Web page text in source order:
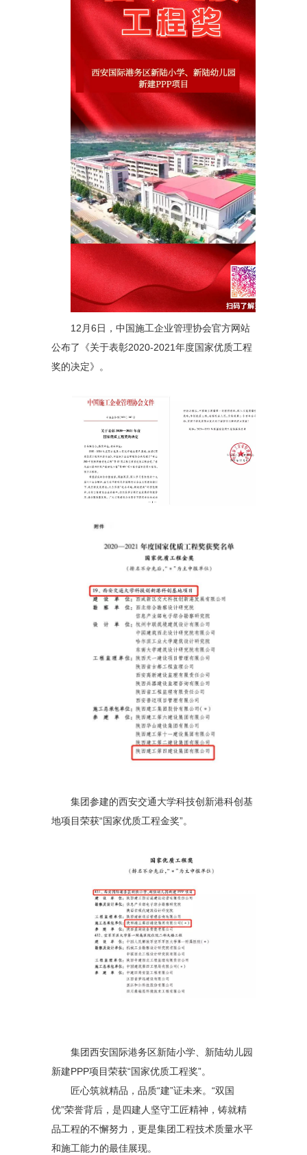
12月6日，中国施工企业管理协会官方网站
公布了《关于表彰2020-2021年度国家优质工程
奖的决定》。
集团参建的西安交通大学科技创新港科创基
地项目荣获“国家优质工程金奖”。
集团西安国际港务区新陆小学、新陆幼儿园
新建PPP项目荣获“国家优质工程奖”。
匠心筑就精品，品质“建”证未来。“双国
优”荣誉背后，是四建人坚守工匠精神，铸就精
品工程的不懈努力，更是集团工程技术质量水平
和施工能力的最佳展现。